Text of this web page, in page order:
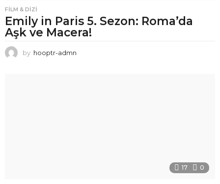
FILM & DIZI
Emily in Paris 5. Sezon: Roma’da
Aşk ve Macera!
by hooptr-admn
17 0